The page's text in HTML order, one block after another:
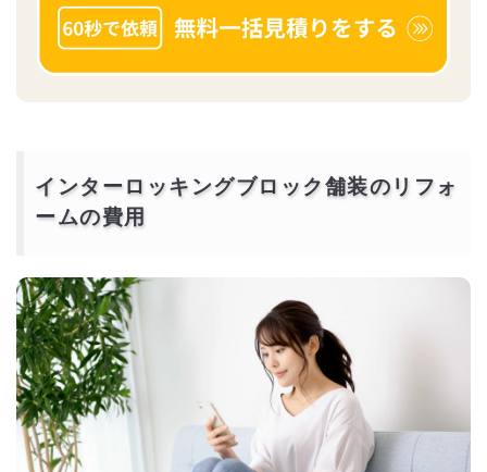
インターロッキングブロック舗装のリフォ
ームの費用